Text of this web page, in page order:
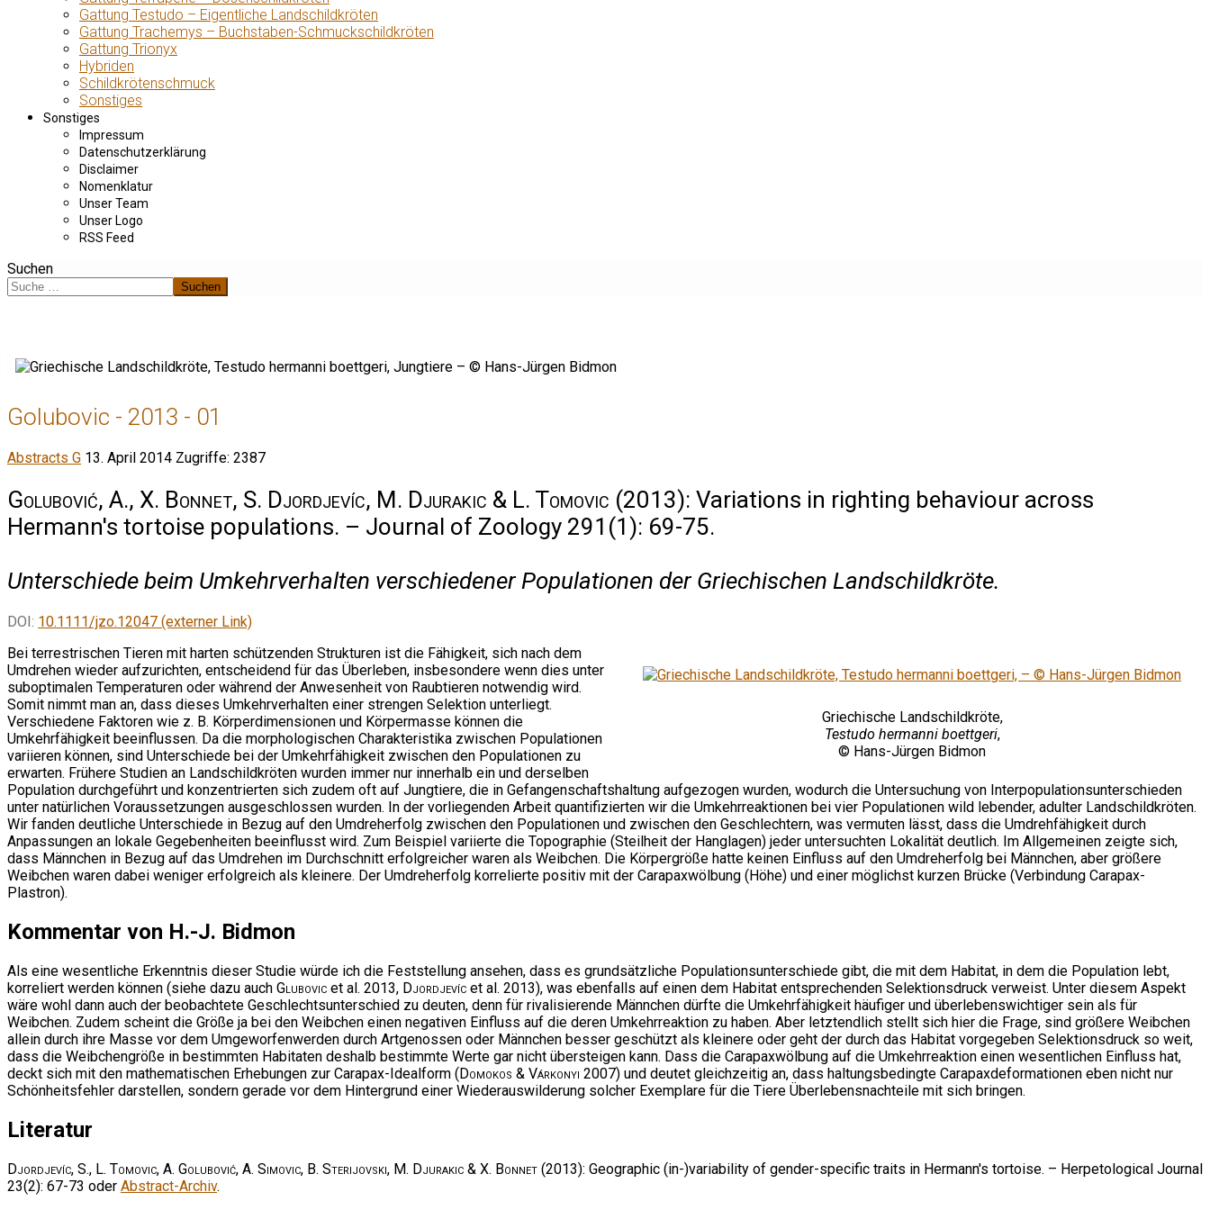
Gattung Testudo – Eigentliche Landschildkröten
Gattung Trachemys – Buchstaben-Schmuckschildkröten
Gattung Trionyx
Hybriden
Schildkrötenschmuck
Sonstiges
Sonstiges
Impressum
Datenschutzerklärung
Disclaimer
Nomenklatur
Unser Team
Unser Logo
RSS Feed
Suchen
Suchen
Golubovic - 2013 - 01
Abstracts G 13. April 2014 Zugriffe: 2387
Golubović, A., X. Bonnet, S. Djordjevíc, M. Djurakic & L. Tomovic (2013): Variations in righting behaviour across
Hermann's tortoise populations. – Journal of Zoology 291(1): 69-75.
Unterschiede beim Umkehrverhalten verschiedener Populationen der Griechischen Landschildkröte.
DOI: 10.1111/jzo.12047 (externer Link)
Griechische Landschildkröte,
Testudo hermanni boettgeri,
© Hans-Jürgen Bidmon
Bei terrestrischen Tieren mit harten schützenden Strukturen ist die Fähigkeit, sich nach dem
Umdrehen wieder aufzurichten, entscheidend für das Überleben, insbesondere wenn dies unter
suboptimalen Temperaturen oder während der Anwesenheit von Raubtieren notwendig wird.
Somit nimmt man an, dass dieses Umkehrverhalten einer strengen Selektion unterliegt.
Verschiedene Faktoren wie z. B. Körperdimensionen und Körpermasse können die
Umkehrfähigkeit beeinflussen. Da die morphologischen Charakteristika zwischen Populationen
variieren können, sind Unterschiede bei der Umkehrfähigkeit zwischen den Populationen zu
erwarten. Frühere Studien an Landschildkröten wurden immer nur innerhalb ein und derselben
Population durchgeführt und konzentrierten sich zudem oft auf Jungtiere, die in Gefangenschaftshaltung aufgezogen wurden, wodurch die Untersuchung von Interpopulationsunterschieden
unter natürlichen Voraussetzungen ausgeschlossen wurden. In der vorliegenden Arbeit quantifizierten wir die Umkehrreaktionen bei vier Populationen wild lebender, adulter Landschildkröten.
Wir fanden deutliche Unterschiede in Bezug auf den Umdreherfolg zwischen den Populationen und zwischen den Geschlechtern, was vermuten lässt, dass die Umdrehfähigkeit durch
Anpassungen an lokale Gegebenheiten beeinflusst wird. Zum Beispiel variierte die Topographie (Steilheit der Hanglagen) jeder untersuchten Lokalität deutlich. Im Allgemeinen zeigte sich,
dass Männchen in Bezug auf das Umdrehen im Durchschnitt erfolgreicher waren als Weibchen. Die Körpergröße hatte keinen Einfluss auf den Umdreherfolg bei Männchen, aber größere
Weibchen waren dabei weniger erfolgreich als kleinere. Der Umdreherfolg korrelierte positiv mit der Carapaxwölbung (Höhe) und einer möglichst kurzen Brücke (Verbindung Carapax-
Plastron).
Kommentar von H.-J. Bidmon
Als eine wesentliche Erkenntnis dieser Studie würde ich die Feststellung ansehen, dass es grundsätzliche Populationsunterschiede gibt, die mit dem Habitat, in dem die Population lebt,
korreliert werden können (siehe dazu auch Glubovic et al. 2013, Djordjevíc et al. 2013), was ebenfalls auf einen dem Habitat entsprechenden Selektionsdruck verweist. Unter diesem Aspekt
wäre wohl dann auch der beobachtete Geschlechtsunterschied zu deuten, denn für rivalisierende Männchen dürfte die Umkehrfähigkeit häufiger und überlebenswichtiger sein als für
Weibchen. Zudem scheint die Größe ja bei den Weibchen einen negativen Einfluss auf die deren Umkehrreaktion zu haben. Aber letztendlich stellt sich hier die Frage, sind größere Weibchen
allein durch ihre Masse vor dem Umgeworfenwerden durch Artgenossen oder Männchen besser geschützt als kleinere oder geht der durch das Habitat vorgegeben Selektionsdruck so weit,
dass die Weibchengröße in bestimmten Habitaten deshalb bestimmte Werte gar nicht übersteigen kann. Dass die Carapaxwölbung auf die Umkehrreaktion einen wesentlichen Einfluss hat,
deckt sich mit den mathematischen Erhebungen zur Carapax-Idealform (Domokos & Várkonyi 2007) und deutet gleichzeitig an, dass haltungsbedingte Carapaxdeformationen eben nicht nur
Schönheitsfehler darstellen, sondern gerade vor dem Hintergrund einer Wiederauswilderung solcher Exemplare für die Tiere Überlebensnachteile mit sich bringen.
Literatur
Djordjevíc, S., L. Tomovic, A. Golubović, A. Simovic, B. Sterijovski, M. Djurakic & X. Bonnet (2013): Geographic (in-)variability of gender-specific traits in Hermann's tortoise. – Herpetological Journal
23(2): 67-73 oder Abstract-Archiv.